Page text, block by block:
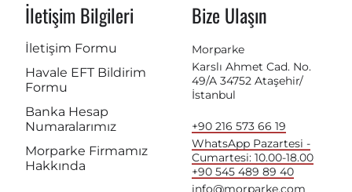
İletişim Bilgileri
İletişim Formu
Havale EFT Bildirim
Formu
Banka Hesap
Numaralarımız
Morparke Firmamız
Hakkında
Bize Ulaşın
Morparke
Karslı Ahmet Cad. No.
49/A 34752 Ataşehir/
İstanbul
+90 216 573 66 19
WhatsApp Pazartesi -
Cumartesi: 10.00-18.00
+90 545 489 89 40
info@morparke.com